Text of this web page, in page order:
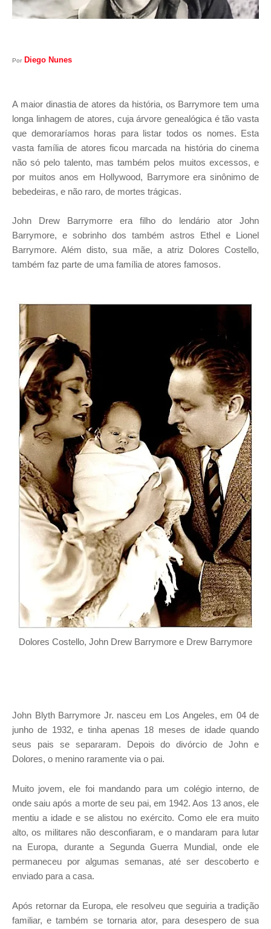
Por Diego Nunes
A maior dinastia de atores da história, os Barrymore tem uma
longa linhagem de atores, cuja árvore genealógica é tão vasta
que demoraríamos horas para listar todos os nomes. Esta
vasta família de atores ficou marcada na história do cinema
não só pelo talento, mas também pelos muitos excessos, e
por muitos anos em Hollywood, Barrymore era sinônimo de
bebedeiras, e não raro, de mortes trágicas.
John Drew Barrymorre era filho do lendário ator John
Barrymore, e sobrinho dos também astros Ethel e Lionel
Barrymore. Além disto, sua mãe, a atriz Dolores Costello,
também faz parte de uma família de atores famosos.
Dolores Costello, John Drew Barrymore e Drew Barrymore
John Blyth Barrymore Jr. nasceu em Los Angeles, em 04 de
junho de 1932, e tinha apenas 18 meses de idade quando
seus pais se separaram. Depois do divórcio de John e
Dolores, o menino raramente via o pai.
Muito jovem, ele foi mandando para um colégio interno, de
onde saiu após a morte de seu pai, em 1942. Aos 13 anos, ele
mentiu a idade e se alistou no exército. Como ele era muito
alto, os militares não desconfiaram, e o mandaram para lutar
na Europa, durante a Segunda Guerra Mundial, onde ele
permaneceu por algumas semanas, até ser descoberto e
enviado para a casa.
Após retornar da Europa, ele resolveu que seguiria a tradição
familiar, e também se tornaria ator, para desespero de sua